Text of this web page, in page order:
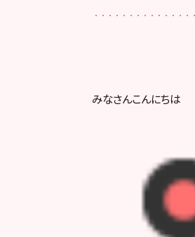
みなさんこんにちは